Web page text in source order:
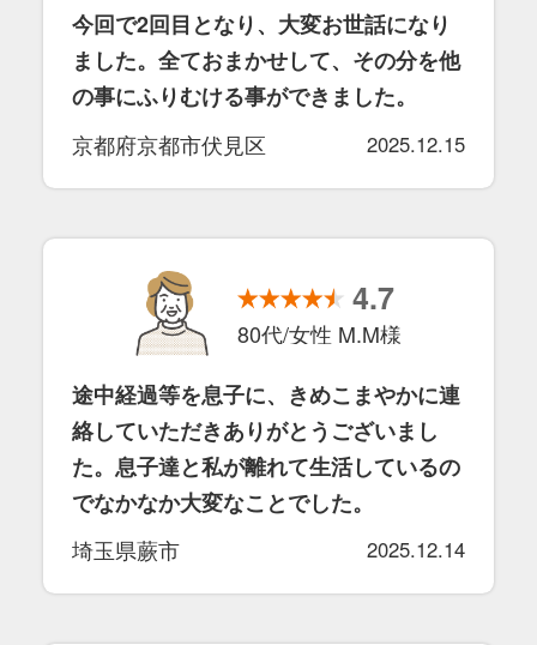
今回で2回目となり、大変お世話になり
ました。全ておまかせして、その分を他
の事にふりむける事ができました。
京都府京都市伏見区
2025.12.15
4.7
80代/女性 M.M様
途中経過等を息子に、きめこまやかに連
絡していただきありがとうございまし
た。息子達と私が離れて生活しているの
でなかなか大変なことでした。
埼玉県蕨市
2025.12.14